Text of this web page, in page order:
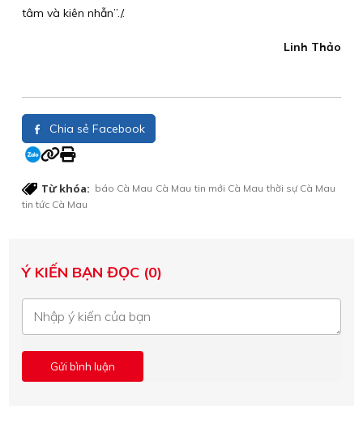
tâm và kiên nhẫn”./.
Linh Thảo
Chia sẻ Facebook
Từ khóa: báo Cà Mau Cà Mau tin mới Cà Mau thời sự Cà Mau
tin tức Cà Mau
Ý KIẾN BẠN ĐỌC (0)